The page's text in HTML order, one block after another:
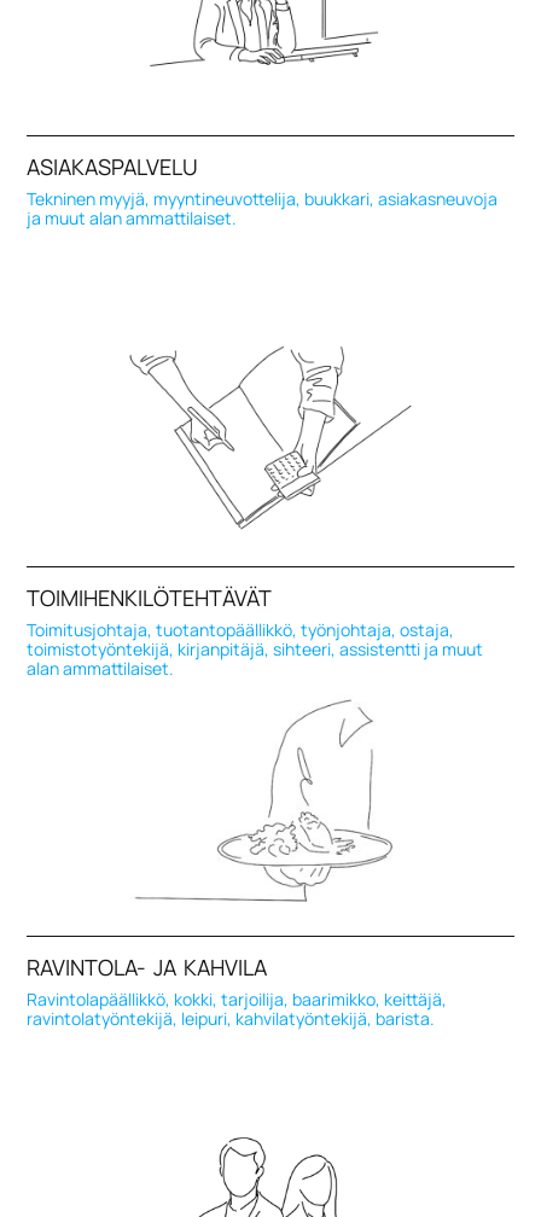
ASIAKASPALVELU
Tekninen myyjä, myyntineuvottelija, buukkari, asiakasneuvoja
ja muut alan ammattilaiset.
TOIMIHENKILÖTEHTÄVÄT
Toimitusjohtaja, tuotantopäällikkö, työnjohtaja, ostaja,
toimistotyöntekijä, kirjanpitäjä, sihteeri, assistentti ja muut
alan ammattilaiset.
RAVINTOLA- JA KAHVILA
Ravintolapäällikkö, kokki, tarjoilija, baarimikko, keittäjä,
ravintolatyöntekijä, leipuri, kahvilatyöntekijä, barista.